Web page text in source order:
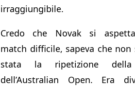
irraggiungibile.
Credo che Novak si
match difficile, sapeva che non
stata la ripetizione
dell’Australian Open. Era